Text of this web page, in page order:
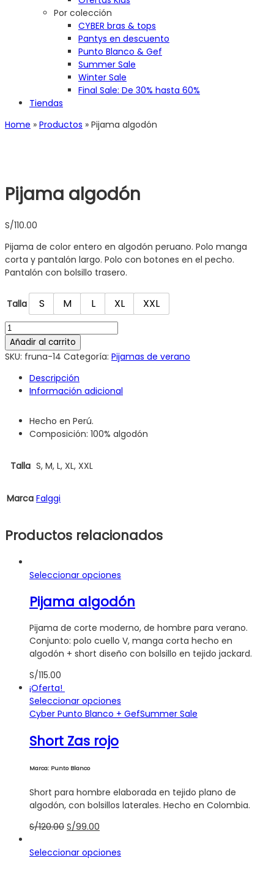
Por colección
CYBER bras & tops
Pantys en descuento
Punto Blanco & Gef
Summer Sale
Winter Sale
Final Sale: De 30% hasta 60%
Tiendas
Home » Productos » Pijama algodón
Pijama algodón
S/110.00
Pijama de color entero en algodón peruano. Polo manga
corta y pantalón largo. Polo con botones en el pecho.
Pantalón con bolsillo trasero.
Talla S M L XL XXL
Añadir al carrito
SKU: fruna-14 Categoría: Pijamas de verano
Descripción
Información adicional
Hecho en Perú.
Composición: 100% algodón
Talla S, M, L, XL, XXL
Marca Falggi
Productos relacionados
Seleccionar opciones
tiene
múltiples
variantes.
Las
opciones
en
la
Pijama algodón
Pijama de corte moderno, de hombre para verano.
Conjunto: polo cuello V, manga corta hecho en
algodón + short diseño con bolsillo en tejido jackard.
S/115.00
¡Oferta!
Seleccionar opciones
producto
se
pueden
página
Cyber Punto Blanco + GefSummer Sale
Short Zas rojo
Marca: Punto Blanco
Short para hombre elaborada en tejido plano de
algodón, con bolsillos laterales. Hecho en Colombia.
S/120.00 El
original
S/99.00
actual
Seleccionar opciones